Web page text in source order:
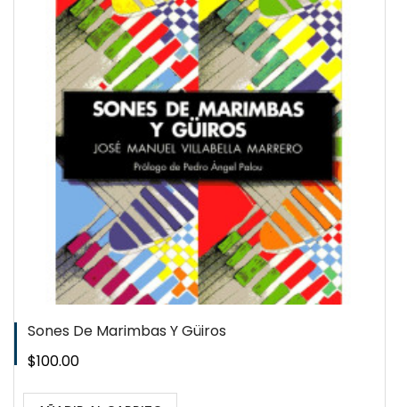
Sones De Marimbas Y Güiros
Precio
$100.00
QUICKVIEW